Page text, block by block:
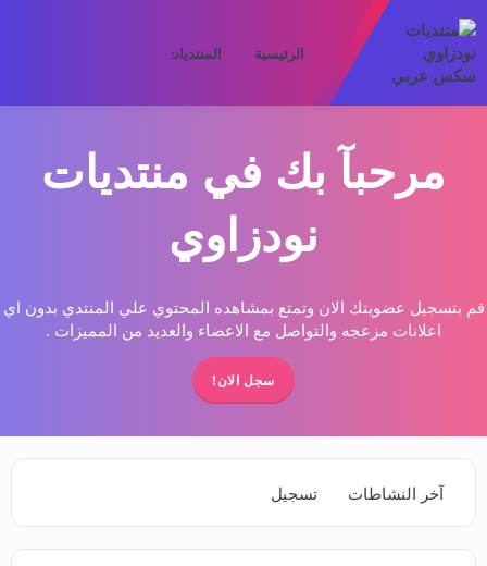
الرئيسية المنتديات
مرحبآ بك في منتديات
نودزاوي
قم بتسجيل عضويتك الان وتمتع بمشاهده المحتوي علي المنتدي بدون اي
اعلانات مزعجه والتواصل مع الاعضاء والعديد من المميزات .
سجل الان!
آخر النشاطات تسجيل